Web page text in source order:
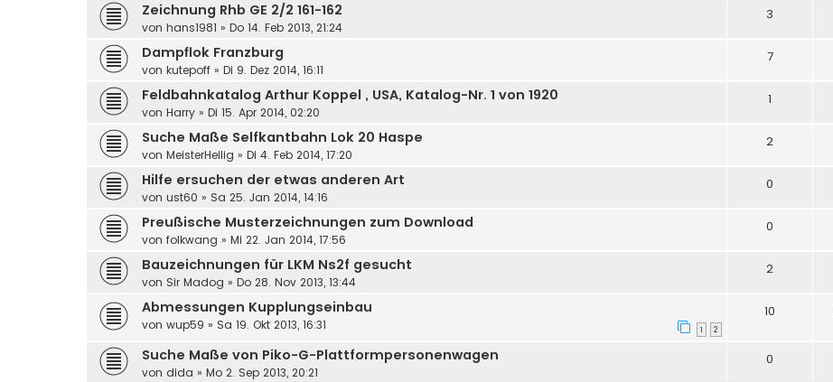
Zeichnung Rhb GE 2/2 161-162
von hans1981 » Do 14. Feb 2013, 21:24
3
Dampflok Franzburg
von kutepoff » Di 9. Dez 2014, 16:11
7
Feldbahnkatalog Arthur Koppel , USA, Katalog-Nr. 1 von 1920
von Harry » Di 15. Apr 2014, 02:20
1
Suche Maße Selfkantbahn Lok 20 Haspe
von MeisterHeilig » Di 4. Feb 2014, 17:20
2
Hilfe ersuchen der etwas anderen Art
von ust60 » Sa 25. Jan 2014, 14:16
0
Preußische Musterzeichnungen zum Download
von folkwang » Mi 22. Jan 2014, 17:56
0
Bauzeichnungen für LKM Ns2f gesucht
von Sir Madog » Do 28. Nov 2013, 13:44
2
Abmessungen Kupplungseinbau
von wup59 » Sa 19. Okt 2013, 16:31 1 2
10
Suche Maße von Piko-G-Plattformpersonenwagen
von dida » Mo 2. Sep 2013, 20:21
0